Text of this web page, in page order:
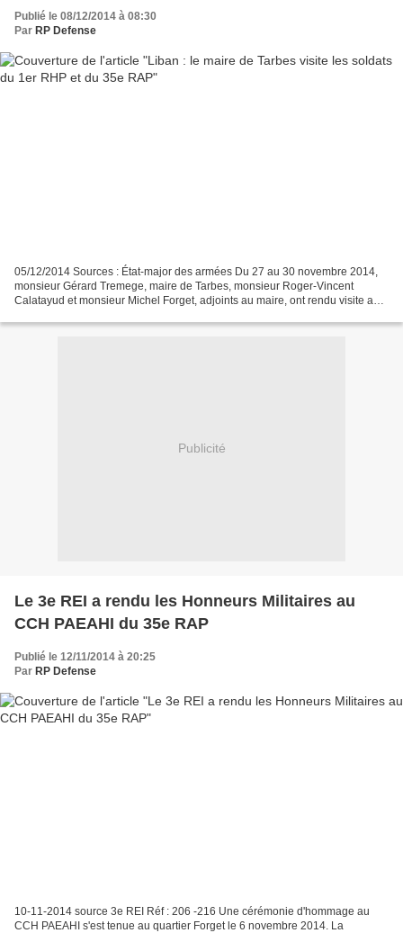
Publié le 08/12/2014 à 08:30
Par RP Defense
05/12/2014 Sources : État-major des armées Du 27 au 30 novembre 2014,
monsieur Gérard Tremege, maire de Tarbes, monsieur Roger-Vincent
Calatayud et monsieur Michel Forget, adjoints au maire, ont rendu visite au
Publicité
Le 3e REI a rendu les Honneurs Militaires au
CCH PAEAHI du 35e RAP
Publié le 12/11/2014 à 20:25
Par RP Defense
10-11-2014 source 3e REI Réf : 206 -216 Une cérémonie d'hommage au
CCH PAEAHI s'est tenue au quartier Forget le 6 novembre 2014. La